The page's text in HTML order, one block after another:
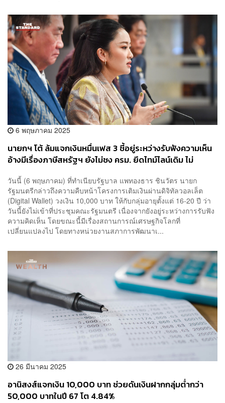
6 พฤษภาคม 2025
นายกฯ โต้ ล้มแจกเงินหมื่นเฟส 3 ชี้อยู่ระหว่างรับฟังความเห็น
อ้างมีเรื่องภาษีสหรัฐฯ ยังไม่ชง ครม. ยึดไทม์ไลน์เดิม ไม่
วันนี้ (6 พฤษภาคม) ที่ทำเนียบรัฐบาล แพทองธาร ชินวัตร นายก
รัฐมนตรีกล่าวถึงความคืบหน้าโครงการเติมเงินผ่านดิจิทัลวอลเล็ต
(Digital Wallet) วงเงิน 10,000 บาท ให้กับกลุ่มอายุตั้งแต่ 16-20 ปี ว่า
วันนี้ยังไม่เข้าที่ประชุมคณะรัฐมนตรี เนื่องจากยังอยู่ระหว่างการรับฟัง
ความคิดเห็น โดยขณะนี้มีเรื่องสถานการณ์เศรษฐกิจโลกที่
เปลี่ยนแปลงไป โดยทางหน่วยงานสภาการพัฒนาเ...
26 มีนาคม 2025
อานิสงส์แจกเงิน 10,000 บาท ช่วยดันเงินฝากกลุ่มต่ำกว่า
50,000 บาทในปี 67 โต 4.84%